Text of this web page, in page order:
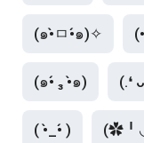
(๑•̀ㅁ•́๑)✧
(๑•́ ₃ •̀๑) (.❛
( •̀_•́ )